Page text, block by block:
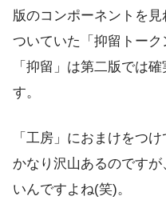
版のコンポーネントを
ついていた「抑留トーク
「抑留」は第二版では
す。
「工房」におまけをつ
かなり沢山あるのです
いんですよね(笑)。